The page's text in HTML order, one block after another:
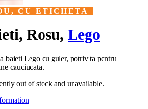
CU ETICHETA
Rosu, Lego
baieti Lego cu guler, potrivita pentru
cauciucata.
out of stock and unavailable.